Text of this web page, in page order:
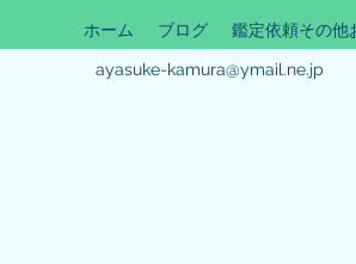
ホーム ブログ 鑑定依頼その他
ayasuke-kamura@ymail.ne.jp